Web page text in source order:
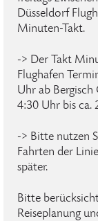
Düsseldorf
Minuten-Takt.
-> Der Takt
Flughafen
Uhr ab
4:30 Uhr bis ca.
-> Bitte nutzen
Fahrten der
später.
Bitte
Reiseplanung